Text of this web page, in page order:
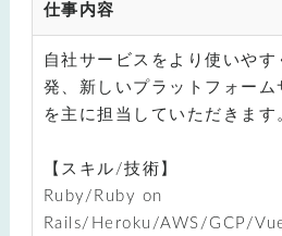
仕事内容
自社サービスをより使いやす
発、新しいプラットフォーム
を主に担当していただきます
【スキル/技術】
Ruby/Ruby on
Rails/Heroku/AWS/GCP/